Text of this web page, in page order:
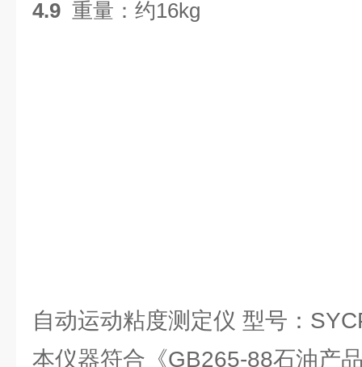
4.9 重量：约16kg
自动运动粘度测定仪 型号：
本仪器符合《GB265-88石油产